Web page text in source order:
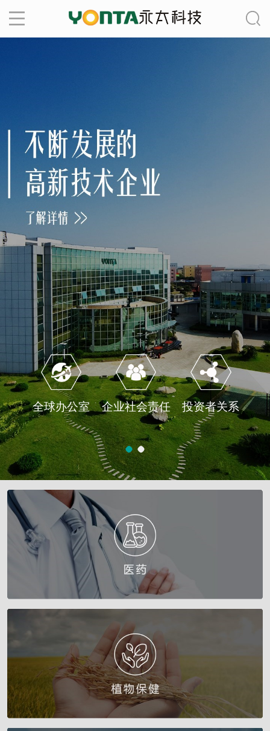
全球办公室 企业社会责任 投资者关系